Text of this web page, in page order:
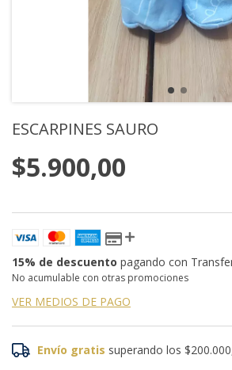
ESCARPINES SAURO
$5.900,00
15% de descuento pagando con
No acumulable con otras promociones
VER MEDIOS DE PAGO
Envío gratis superando los